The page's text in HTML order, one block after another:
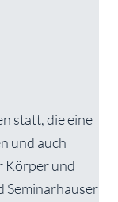
statt, die eine
und auch
Körper und
Seminarhäuser